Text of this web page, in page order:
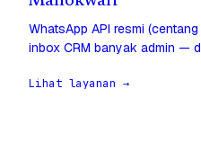
WhatsApp API resmi
inbox CRM banyak admin —
Lihat layanan →